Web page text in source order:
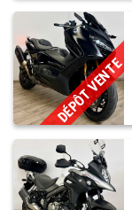
DÉPÔT VENTE